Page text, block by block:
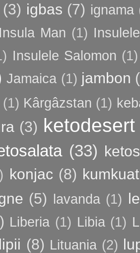
(3) igbas (7) ignama
Insula Man (1)
Insulele Salomon (1)
Jamaica (1) jambon
(1) Kârgâzstan (1)
(3) ketodesert
(33)
konjac (8) kumkuat
(5) lavanda (1)
Liberia (1) Libia (1)
lipii (8) Lituania (2)